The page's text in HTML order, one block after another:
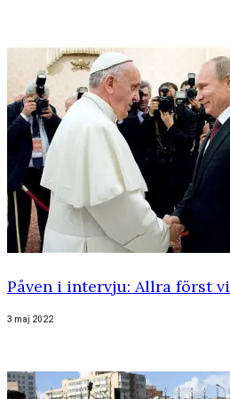
Påven i intervju: Allra först
3 maj 2022